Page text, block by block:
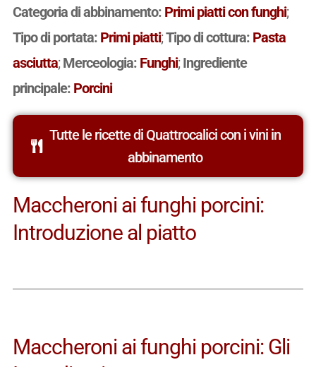
Categoria di abbinamento: Primi piatti con funghi;
Tipo di portata: Primi piatti;Tipo di cottura: Pasta
asciutta;Merceologia: Funghi;Ingrediente
principale: Porcini
Tutte le ricette di Quattrocalici con i vini in
abbinamento
Maccheroni ai funghi porcini:
Introduzione al piatto
Maccheroni ai funghi porcini: Gli